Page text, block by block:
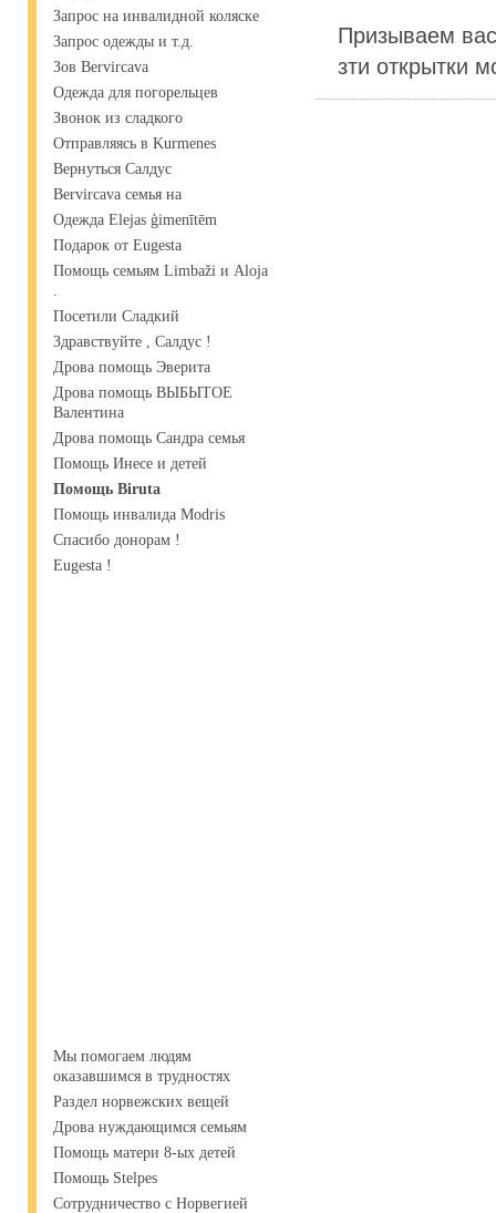
Запрос на инвалидной коляске
Запрос одежды и т.д.
Зов Bervircava
Одежда для погорельцев
Звонок из сладкого
Отправляясь в Kurmenes
Вернуться Салдус
Bervircava семья на
Одежда Elejas ģimenītēm
Подарок от Eugesta
Помощь семьям Limbaži и Aloja
.
Посетили Сладкий
Здравствуйте , Салдус !
Дрова помощь Эверита
Дрова помощь ВЫБЫТОЕ
Валентина
Дрова помощь Сандра семья
Помощь Инесе и детей
Помощь Biruta
Помощь инвалида Modris
Спасибо донорам !
Eugesta !
Мы помогаем людям
оказавшимся в трудностях
Раздел норвежских вещей
Дрова нуждающимся семьям
Помощь матери 8-ых детей
Помощь Stelpes
Сотрудничество с Норвегией
Призываем
зти открытки